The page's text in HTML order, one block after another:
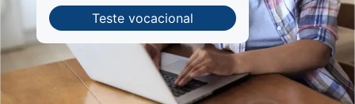
Teste vocacional